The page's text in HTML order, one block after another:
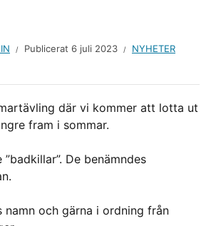
Publicerat 6 juli 2023 NYHETER
där vi kommer att lotta ut
fram i sommar.
De benämndes
namn och gärna i ordning från